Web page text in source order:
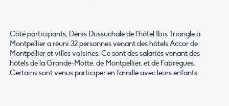
Côté participants, Denis Dussuchale de l’hôtel Ibis Triangle à
Montpellier a réuni 32 personnes venant des hôtels Accor de
Montpellier et villes voisines. Ce sont des salariés venant des
hôtels de la Grande-Motte, de Montpellier, et de Fabrègues.
Certains sont venus participer en famille avec leurs enfants.